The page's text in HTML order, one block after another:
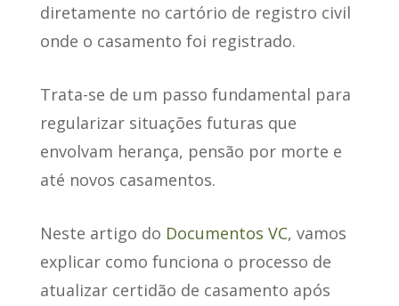
diretamente no cartório de registro civil
onde o casamento foi registrado.
Trata-se de um passo fundamental para
regularizar situações futuras que
envolvam herança, pensão por morte e
até novos casamentos.
Neste artigo do Documentos VC, vamos
explicar como funciona o processo de
atualizar certidão de casamento após